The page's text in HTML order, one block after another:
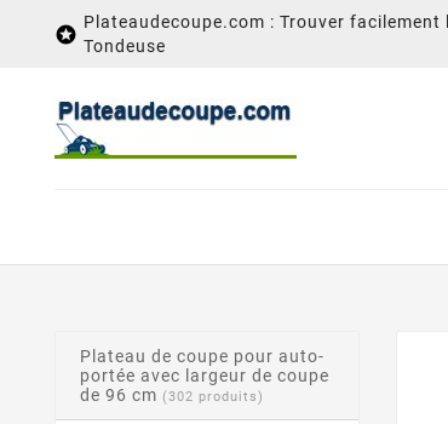

Plateaudecoupe.com : Trouver
Tondeuse
Plateau de coupe pour auto-
portée avec largeur de coupe
de 96 cm (302 produits)